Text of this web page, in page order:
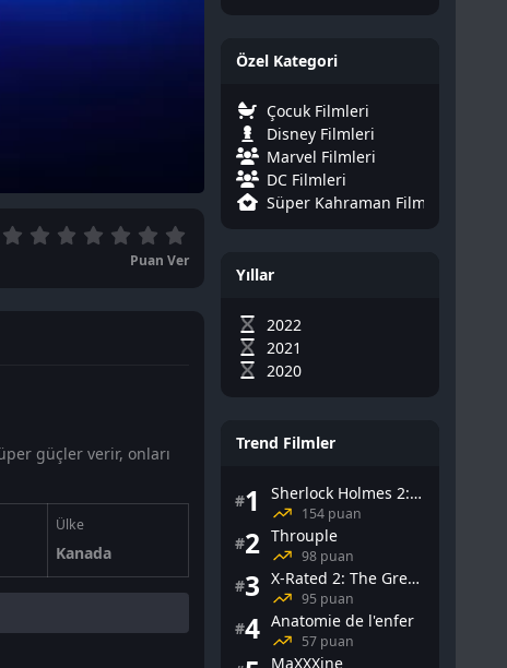
Puan Ver
güçler verir, onları
Ülke
Kanada
Özel Kategori
Çocuk Filmleri
Disney Filmleri
Marvel Filmleri
DC Filmleri
Süper Kahraman Filmleri
Yıllar
2022
2021
2020
Trend Filmler
#1 Sherlock Holmes 2: Gölge Oyunları
154 puan
#2 Throuple
98 puan
#3 X-Rated 2: The Greatest Adult Stars of All-Time
95 puan
#4 Anatomie de l'enfer
57 puan
MaXXXine